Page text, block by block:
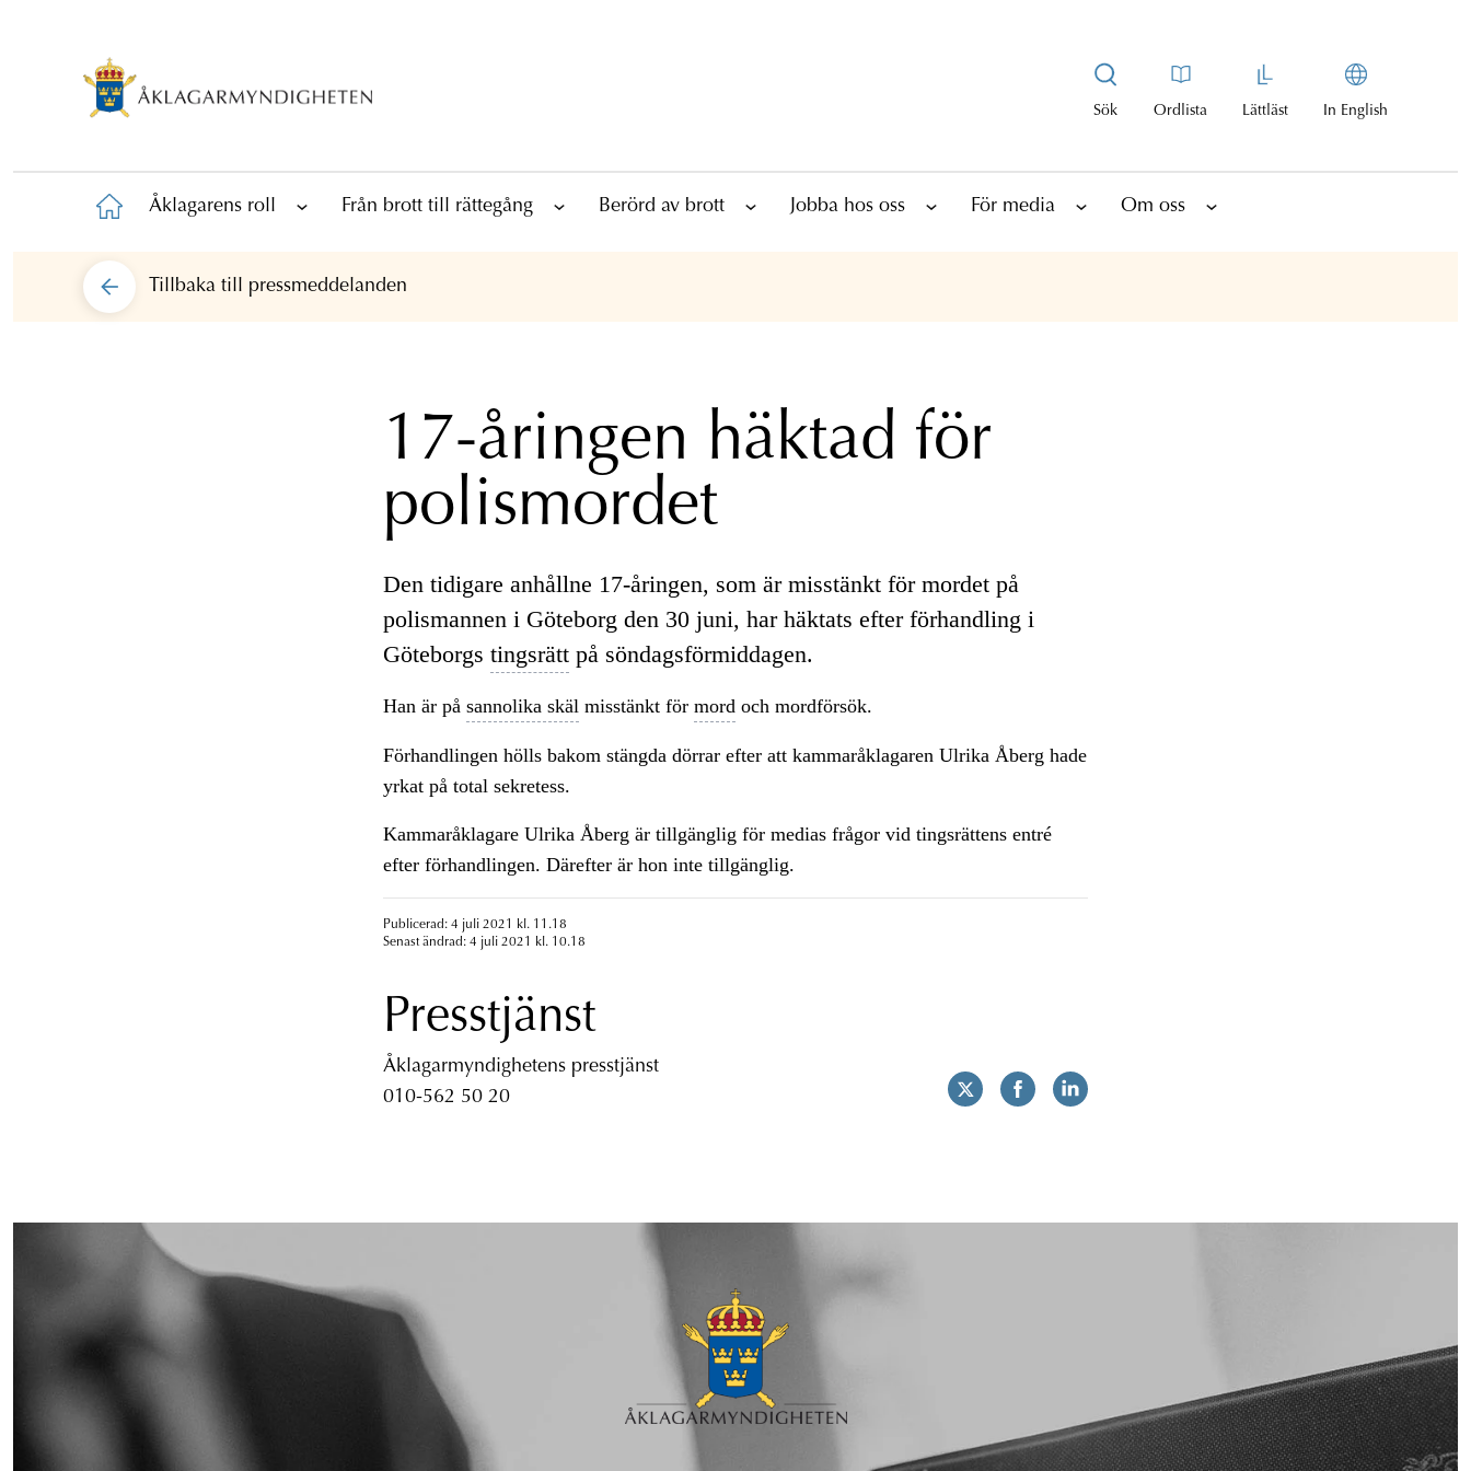
Sök Ordlista Lättläst In English
Åklagarens roll Från brott till rättegång Berörd av brott Jobba hos oss För media Om oss
Tillbaka till pressmeddelanden
17-åringen häktad för
polismordet
Den tidigare anhållne 17-åringen, som är misstänkt för mordet på
polismannen i Göteborg den 30 juni, har häktats efter förhandling i
Göteborgs tingsrättpå söndagsförmiddagen.
Han är på sannolika skäl misstänkt för mord och mordförsök.
Förhandlingen hölls bakom stängda dörrar efter att kammaråklagaren Ulrika Åberg hade
yrkat på total sekretess.
Kammaråklagare Ulrika Åberg är tillgänglig för medias frågor vid tingsrättens entré
efter förhandlingen. Därefter är hon inte tillgänglig.
Publicerad: 4 juli 2021 kl. 11.18
Senast ändrad: 4 juli 2021 kl. 10.18
Presstjänst
Åklagarmyndighetens presstjänst
010-562 50 20